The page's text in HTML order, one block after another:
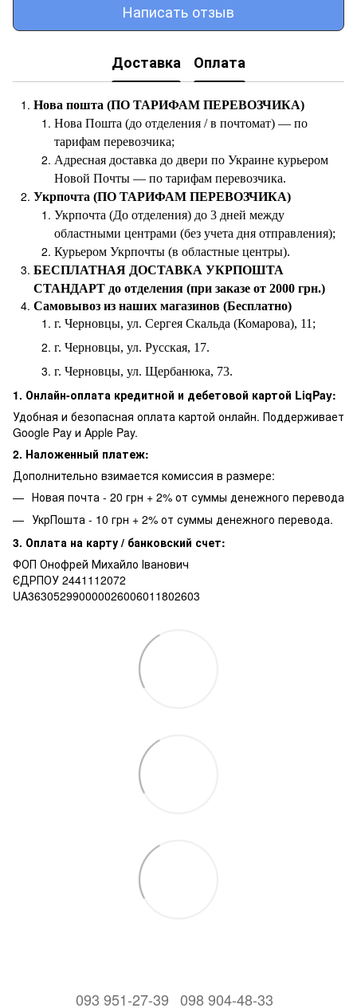
Написать отзыв
Доставка Оплата
Нова пошта (ПО ТАРИФАМ ПЕРЕВОЗЧИКА)
Нова Пошта (до отделения / в почтомат) — по
тарифам перевозчика;
Адресная доставка до двери по Украине курьером
Новой Почты — по тарифам перевозчика.
Укрпочта (ПО ТАРИФАМ ПЕРЕВОЗЧИКА)
Укрпочта (До отделения) до 3 дней между
областными центрами (без учета дня отправления);
Курьером Укрпочты (в областные центры).
БЕСПЛАТНАЯ ДОСТАВКА УКРПОШТА
СТАНДАРТ до отделения (при заказе от 2000 грн.)
Самовывоз из наших магазинов (Бесплатно)
г. Черновцы, ул. Сергея Скальда (Комарова), 11;
г. Черновцы, ул. Русская, 17.
г. Черновцы, ул. Щербанюка, 73.
1. Онлайн-оплата кредитной и дебетовой картой LiqPay:
Удобная и безопасная оплата картой онлайн. Поддерживает
Google Pay и Apple Pay.
2. Наложенный платеж:
Дополнительно взимается комиссия в размере:
Новая почта - 20 грн + 2% от суммы денежного перевода
УкрПошта - 10 грн + 2% от суммы денежного перевода.
3. Оплата на карту / банковский счет:
ФОП Онофрей Михайло Іванович
ЄДРПОУ 2441112072
UA363052990000026006011802603
093 951-27-39 098 904-48-33